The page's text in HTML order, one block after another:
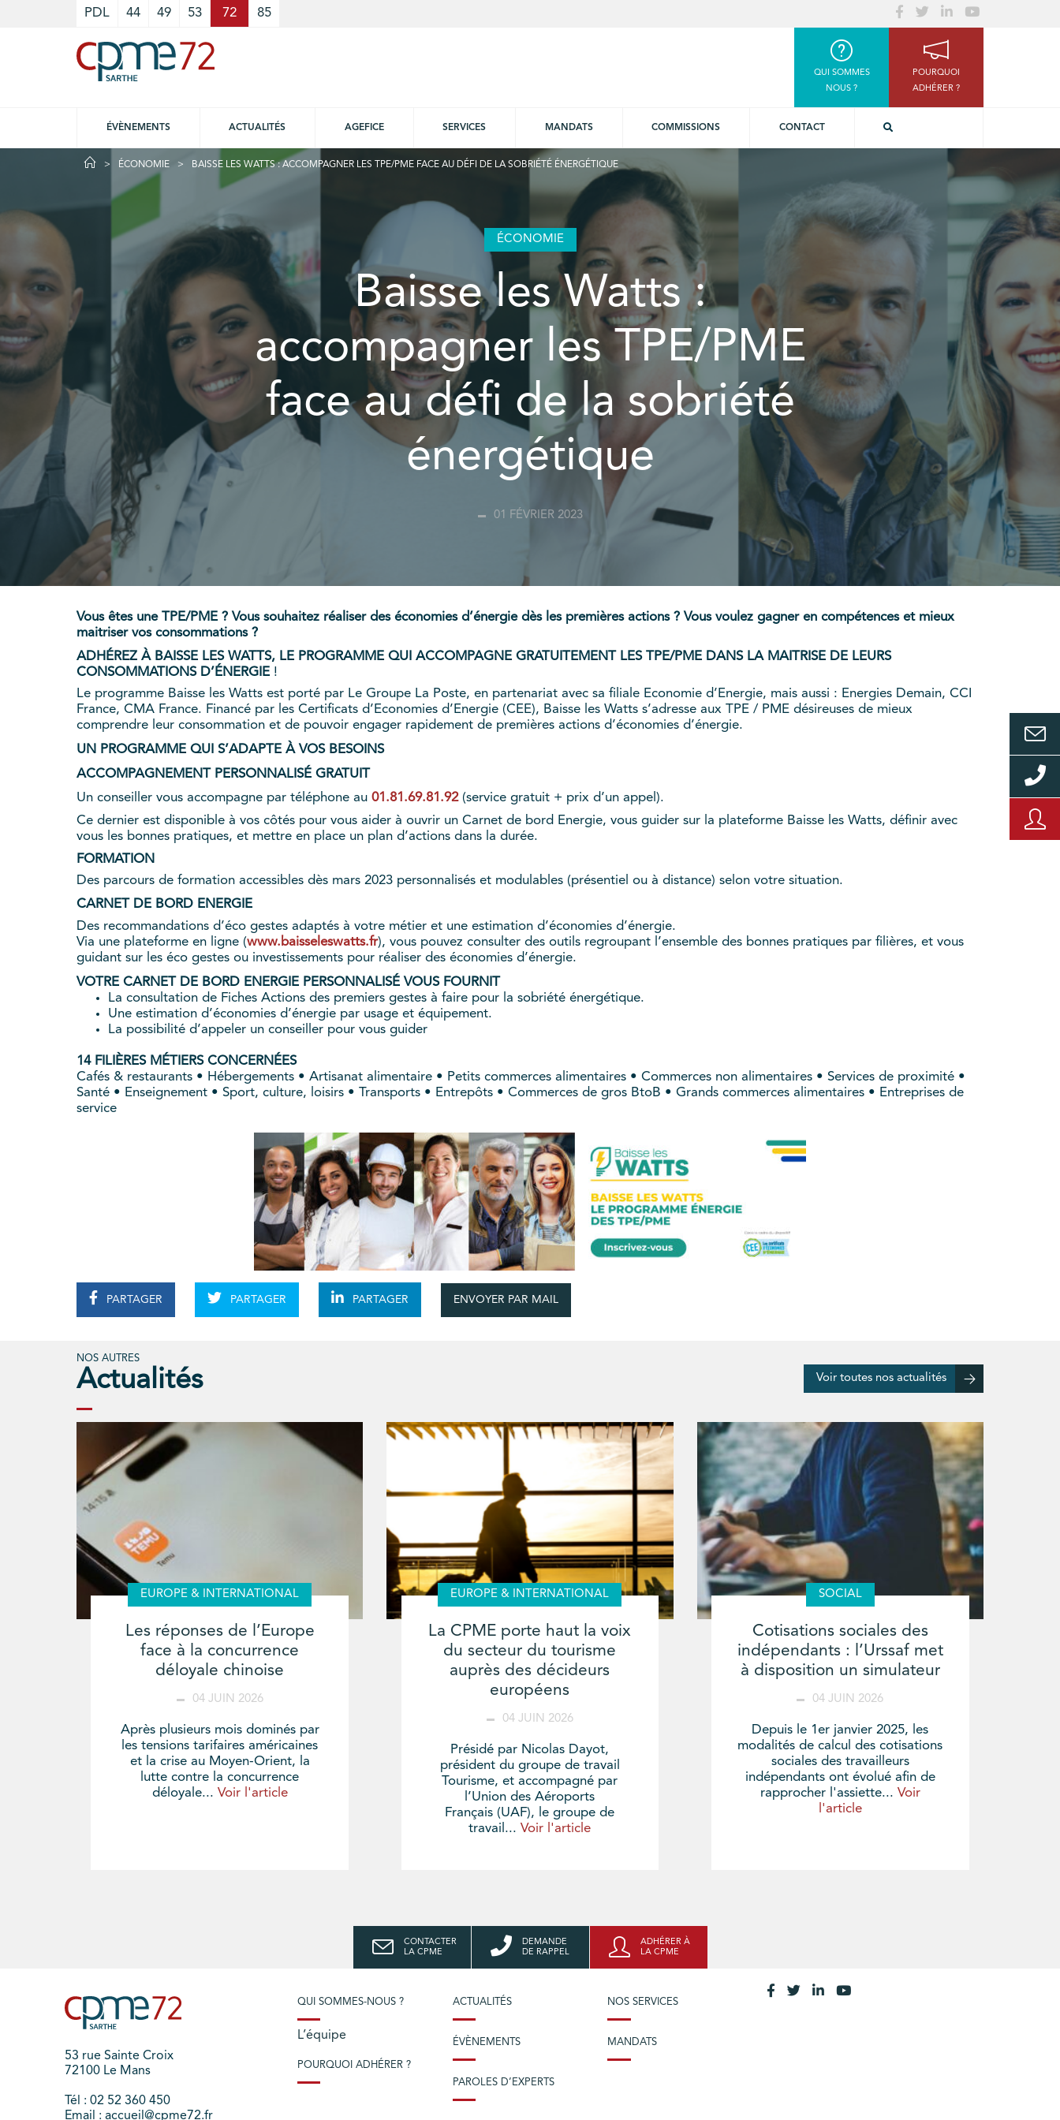
PDL 44 49 53 72 85
QUI SOMMES
NOUS ?
POURQUOI
ADHÉRER ?
ÉVÈNEMENTS ACTUALITÉS AGEFICE SERVICES MANDATS COMMISSIONS CONTACT
ÉCONOMIE BAISSE LES WATTS : ACCOMPAGNER LES TPE/PME FACE AU DÉFI DE LA SOBRIÉTÉ ÉNERGÉTIQUE
ÉCONOMIE
Baisse les Watts :
accompagner les TPE/PME
face au défi de la sobriété
énergétique
01 FÉVRIER 2023
Vous êtes une TPE/PME ? Vous souhaitez réaliser des économies d’énergie dès les premières actions ? Vous voulez gagner en compétences et mieux
maitriser vos consommations ?
ADHÉREZ À BAISSE LES WATTS, LE PROGRAMME QUI ACCOMPAGNE GRATUITEMENT LES TPE/PME DANS LA MAITRISE DE LEURS
CONSOMMATIONS D’ÉNERGIE !
Le programme Baisse les Watts est porté par Le Groupe La Poste, en partenariat avec sa filiale Economie d’Energie, mais aussi : Energies Demain, CCI
France, CMA France. Financé par les Certificats d’Economies d’Energie (CEE), Baisse les Watts s’adresse aux TPE / PME désireuses de mieux
comprendre leur consommation et de pouvoir engager rapidement de premières actions d’économies d’énergie.
UN PROGRAMME QUI S’ADAPTE À VOS BESOINS
ACCOMPAGNEMENT PERSONNALISÉ GRATUIT
Un conseiller vous accompagne par téléphone au 01.81.69.81.92(service gratuit + prix d’un appel).
Ce dernier est disponible à vos côtés pour vous aider à ouvrir un Carnet de bord Energie, vous guider sur la plateforme Baisse les Watts, définir avec
vous les bonnes pratiques, et mettre en place un plan d’actions dans la durée.
FORMATION
Des parcours de formation accessibles dès mars 2023 personnalisés et modulables (présentiel ou à distance) selon votre situation.
CARNET DE BORD ENERGIE
Des recommandations d’éco gestes adaptés à votre métier et une estimation d’économies d’énergie.
Via une plateforme en ligne (www.baisseleswatts.fr), vous pouvez consulter des outils regroupant l’ensemble des bonnes pratiques par filières, et vous
guidant sur les éco gestes ou investissements pour réaliser des économies d’énergie.
VOTRE CARNET DE BORD ENERGIE PERSONNALISÉ VOUS FOURNIT
La consultation de Fiches Actions des premiers gestes à faire pour la sobriété énergétique.
Une estimation d’économies d’énergie par usage et équipement.
La possibilité d’appeler un conseiller pour vous guider
14 FILIÈRES MÉTIERS CONCERNÉES
Cafés & restaurants • Hébergements • Artisanat alimentaire • Petits commerces alimentaires • Commerces non alimentaires • Services de proximité •
Santé • Enseignement • Sport, culture, loisirs • Transports • Entrepôts • Commerces de gros BtoB • Grands commerces alimentaires • Entreprises de
service
PARTAGER PARTAGER PARTAGER ENVOYER PAR MAIL
NOS AUTRES
Actualités Voir toutes nos actualités
EUROPE & INTERNATIONAL
Les réponses de l’Europe
face à la concurrence
déloyale chinoise
04 JUIN 2026
Après plusieurs mois dominés par
les tensions tarifaires américaines
et la crise au Moyen-Orient, la
lutte contre la concurrence
déloyale... Voir l'article
EUROPE & INTERNATIONAL
La CPME porte haut la voix
du secteur du tourisme
auprès des décideurs
européens
04 JUIN 2026
Présidé par Nicolas Dayot,
président du groupe de travail
Tourisme, et accompagné par
l’Union des Aéroports
Français (UAF), le groupe de
travail...Voir l'article
SOCIAL
Cotisations sociales des
indépendants : l’Urssaf met
à disposition un simulateur
04 JUIN 2026
Depuis le 1er janvier 2025, les
modalités de calcul des cotisations
sociales des travailleurs
indépendants ont évolué afin de
rapprocher l'assiette... Voir
l'article
CONTACTER
LA CPME
DEMANDE
DE RAPPEL
ADHÉRER À
LA CPME
53 rue Sainte Croix
72100 Le Mans
Tél : 02 52 360 450
Email : accueil@cpme72.fr
QUI SOMMES-NOUS ?
L’équipe
POURQUOI ADHÉRER ?
ACTUALITÉS
ÉVÈNEMENTS
PAROLES D’EXPERTS
NOS SERVICES
MANDATS
Cookies management panel